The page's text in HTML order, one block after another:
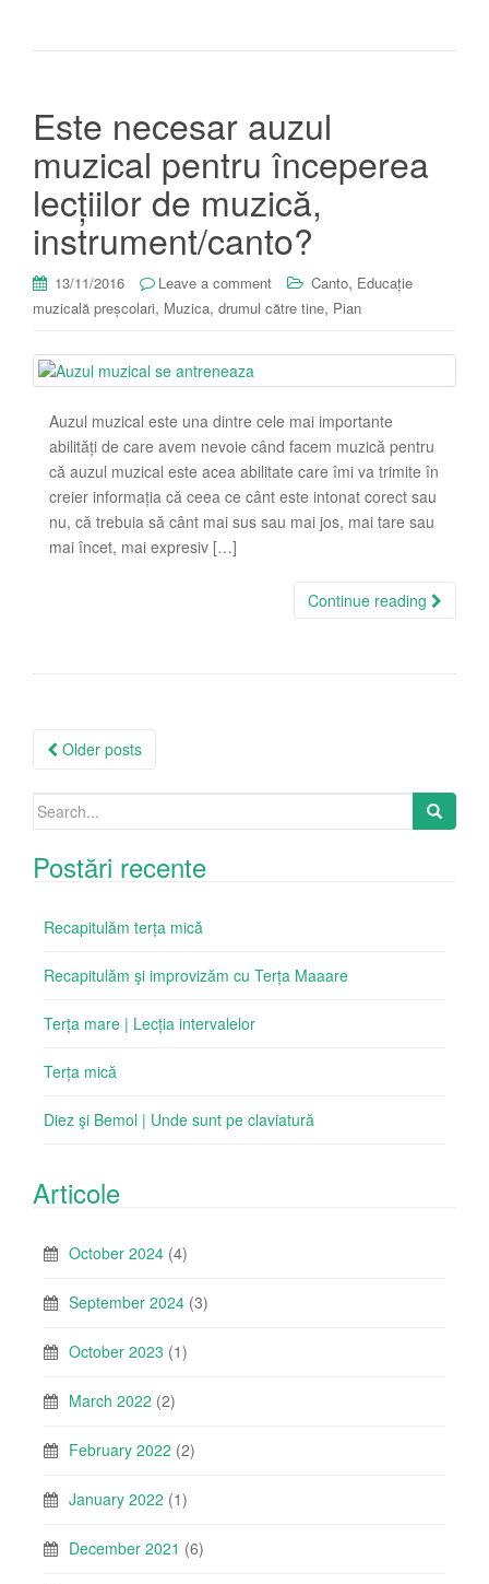
Este necesar auzul
muzical pentru începerea
lecțiilor de muzică,
instrument/canto?
13/11/2016 Leave a comment Canto, Educație
muzicală preșcolari, Muzica, drumul către tine, Pian
Auzul muzical este una dintre cele mai importante
abilități de care avem nevoie când facem muzică pentru
că auzul muzical este acea abilitate care îmi va trimite în
creier informația că ceea ce cânt este intonat corect sau
nu, că trebuia să cânt mai sus sau mai jos, mai tare sau
mai încet, mai expresiv […]
Continue reading
Posts
Older posts
Search
Postări recente
Recapitulăm terța mică
Recapitulăm şi improvizăm cu Terța Maaare
Terța mare | Lecția intervalelor
Terța mică
Diez şi Bemol | Unde sunt pe claviatură
Articole
October 2024 (4)
September 2024 (3)
October 2023 (1)
March 2022 (2)
February 2022 (2)
January 2022 (1)
December 2021 (6)